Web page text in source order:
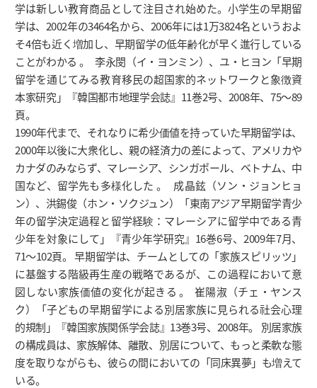
学は新しい教育商品として注目され始めた。小学生の早期留
学は、2002年の3464名から、2006年には1万3824名というおよ
そ4倍も近く増加し、早期留学の低年齢化が早く進行している
ことがわかる 。 李永閔（イ・ヨンミン）、ユ・ヒヨン「早期
留学を通じてみる教育移民の超国家的ネットワークと象徴資
本家研究」『韓国都市地理学会誌』11巻2号、2008年、75～89
頁。
1990年代まで、それなりに希少価値を持っていた早期留学は、
2000年以後に大衆化し、親の経済力の差によって、アメリカや
カナダのみならず、マレーシア、シンガポール、ベトナム、中
国など、留学先も多様化した 。 成晶鉉（ソン・ジョンヒョ
ン）、洪錫俊（ホン・ソクジュン）「東南アジア早期留学青少
年の留学決定過程と留学経験：マレーシアに留学中である青
少年を対象にして」『青少年学研究』16巻6号、2009年7月、
71～102頁。 早期留学は、チームとしての「家族スピリッツ」
に基盤する階級再生産の戦略であるが、この過程において意
図しない家族価値の変化が起きる 。 崔陽淑（チェ・ヤンス
ク）「子どもの早期留学による別居家族に見られる社会心理
的規制」『韓国家族関係学会誌』13巻3号、2008年。 別居家族
の構成員は、家族解体、離散、別居について、もっと柔軟な態
度を取りながらも、彼らの間においての「同床異夢」も増えて
いる。